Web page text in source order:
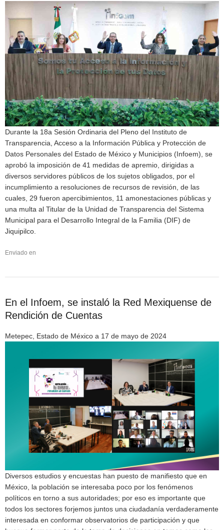
Durante la 18a Sesión Ordinaria del Pleno del Instituto de
Transparencia, Acceso a la Información Pública y Protección de
Datos Personales del Estado de México y Municipios (Infoem), se
aprobó la imposición de 41 medidas de apremio, dirigidas a
diversos servidores públicos de los sujetos obligados, por el
incumplimiento a resoluciones de recursos de revisión, de las
cuales, 29 fueron apercibimientos, 11 amonestaciones públicas y
una multa al Titular de la Unidad de Transparencia del Sistema
Municipal para el Desarrollo Integral de la Familia (DIF) de
Jiquipilco.
Enviado en
En el Infoem, se instaló la Red Mexiquense de
Rendición de Cuentas
Metepec, Estado de México a 17 de mayo de 2024
Diversos estudios y encuestas han puesto de manifiesto que en
México, la población se interesaba poco por los fenómenos
políticos en torno a sus autoridades; por eso es importante que
todos los sectores forjemos juntos una ciudadanía verdaderamente
interesada en conformar observatorios de participación y que